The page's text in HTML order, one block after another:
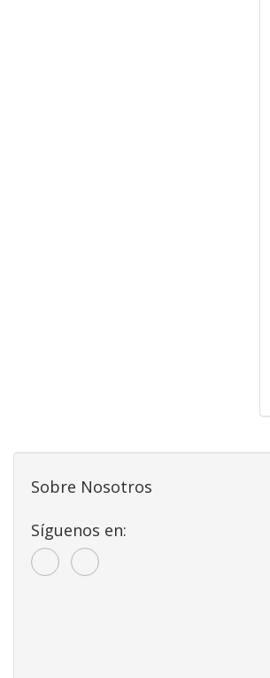
Sobre Nosotros
Síguenos en: